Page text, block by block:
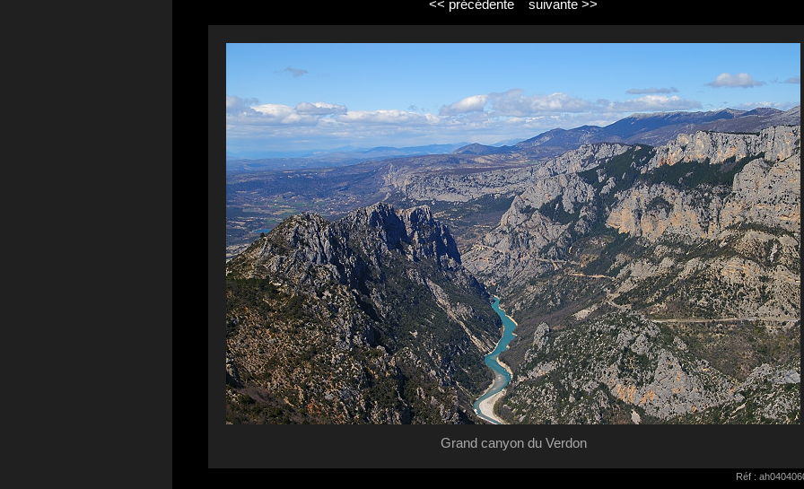
<< précédente suivante >>
Grand canyon du Verdon
Réf :